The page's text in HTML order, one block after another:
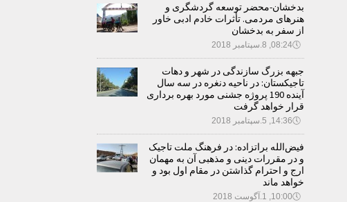
بدخشان-محضر توسعه گردشگری و
هنرهای مردمی. تأثرات خادم ادبی خاور
از سفر به بدخشان
🕔08:24, 8.سپتامبر 2018
جبهه بزرگ سازندگی در شهر و دهات
تاجیکستان: در ناحیه دنغره در سه سال
آینده 190 پروژه جشنی مورد بهره برداری
قرار خواهد گرفت
🕔14:36, 5.سپتامبر 2018
فیض‌الله براتزاده: در فرهنگ ملت تاجیک
و در مقررات دینی و مذهبی آن به مهمان
ارج و احترام گذاشتن در مقام اول بود و
خواهد ماند
🕔10:00, 1.آگوست 2018